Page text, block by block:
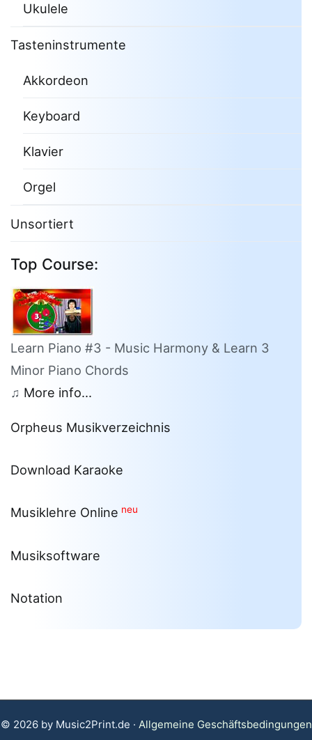
Ukulele
Tasteninstrumente
Akkordeon
Keyboard
Klavier
Orgel
Unsortiert
Top Course:
Learn Piano #3 - Music Harmony & Learn 3
Minor Piano Chords
♫ More info...
Orpheus Musikverzeichnis
Download Karaoke
Musiklehre Online neu
Musiksoftware
Notation
© 2026 by Music2Print.de · Allgemeine Geschäftsbedingungen